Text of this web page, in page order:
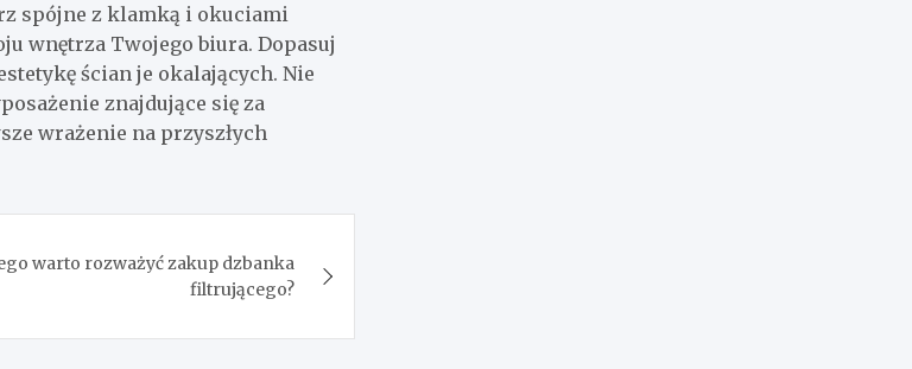
spójne z klamką i okuciami
wnętrza Twojego biura. Dopasuj
ścian je okalających. Nie
znajdujące się za
wrażenie na przyszłych
warto rozważyć zakup dzbanka
filtrującego?